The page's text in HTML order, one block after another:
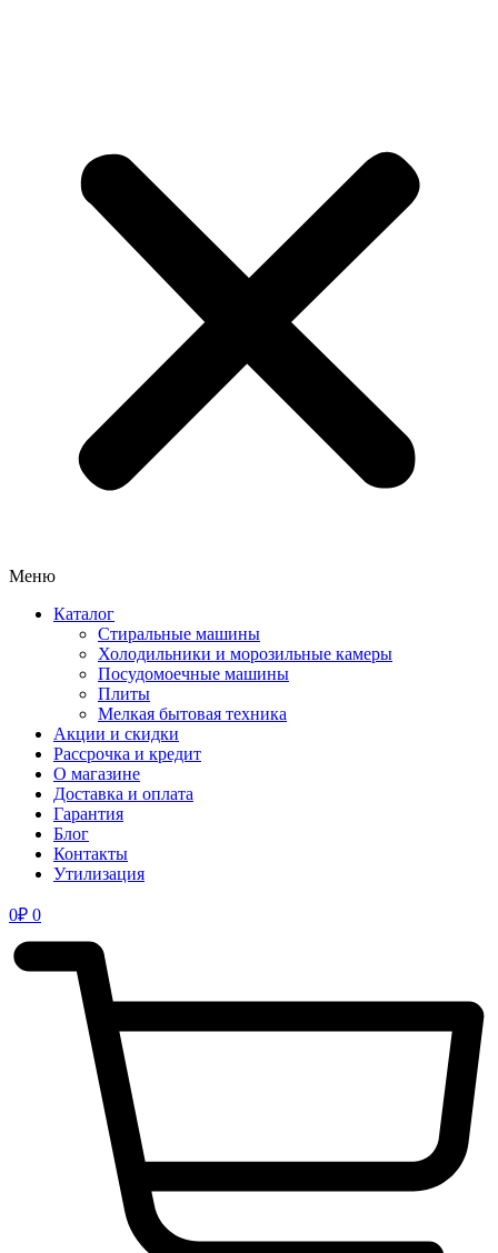
Меню
Каталог
Стиральные машины
Холодильники и морозильные камеры
Посудомоечные машины
Плиты
Мелкая бытовая техника
Акции и скидки
Рассрочка и кредит
О магазине
Доставка и оплата
Гарантия
Блог
Контакты
Утилизация
0₽ 0